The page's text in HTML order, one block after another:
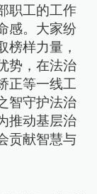
职工的工作
感。大家纷
榜样力量，
势，在法治
正等一线工
智守护法治
推动基层治
贡献智慧与